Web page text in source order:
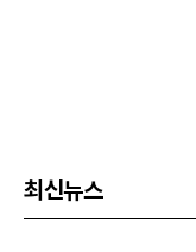
최신뉴스